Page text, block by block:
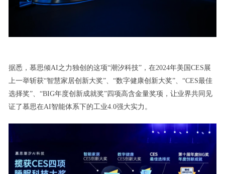
据悉，慕思倾AI之力独创的这项“潮汐科技”，在2024年美国CES展
上一举斩获“智慧家居创新大奖”、“数字健康创新大奖”、“CES最佳
选择奖”、“BIG年度创新成就奖”四项高含金量奖项，让业界共同见
证了慕思在AI智能体系下的工业4.0强大实力。